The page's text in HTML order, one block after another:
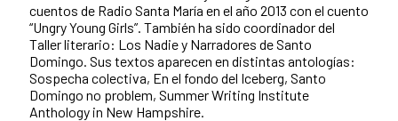
cuentos de Radio Santa María en el año 2013 con el cuento
“Ungry Young Girls”. También ha sido coordinador del
Taller literario: Los Nadie y Narradores de Santo
Domingo. Sus textos aparecen en distintas antologías:
Sospecha colectiva, En el fondo del Iceberg, Santo
Domingo no problem, Summer Writing Institute
Anthology in New Hampshire.